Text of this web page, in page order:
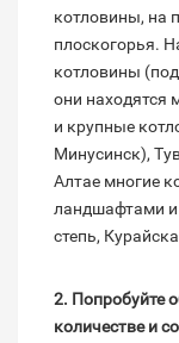
котловины, на
плоскогорья.
котловины
они находятся
и крупные
Мину­синск),
Алтае многие
ландшафтами и
степь,
2. Попробуйте
количестве и